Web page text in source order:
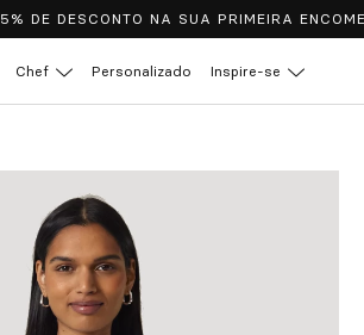
5% DE DESCONTO NA SUA PRIMEIRA
Chef Personalizado Inspire-se